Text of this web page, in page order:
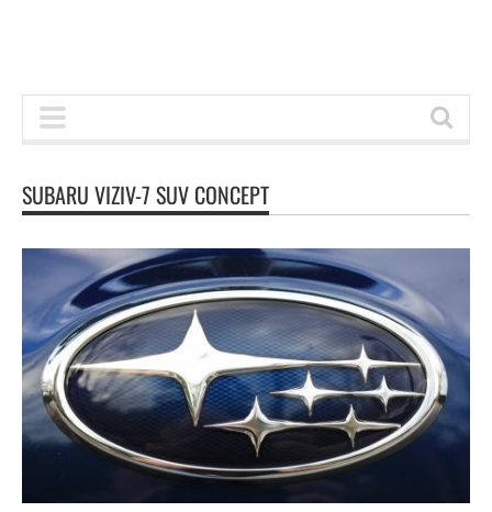
SUBARU VIZIV-7 SUV CONCEPT